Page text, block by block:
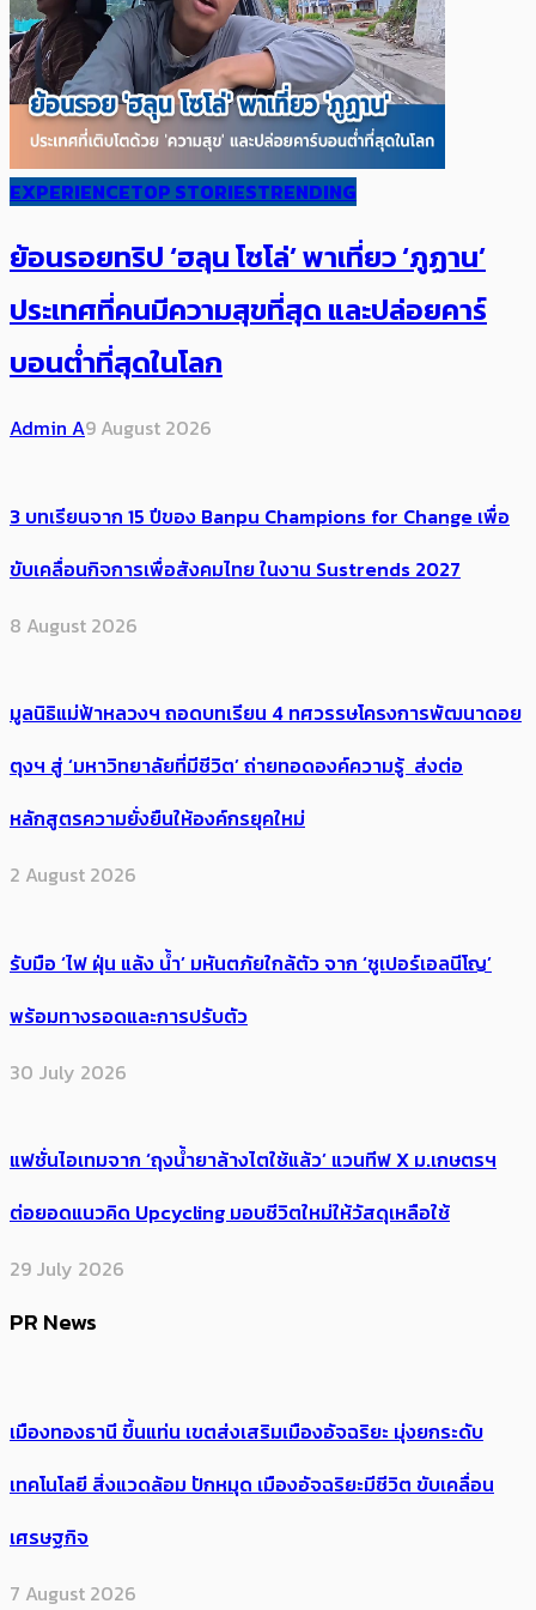
EXPERIENCETOP STORIESTRENDING
ย้อนรอยทริป ‘ฮลุน โซโล่’ ​​พาเที่ยว ‘ภูฏาน’
ประเทศ​ที่คน​มีความสุข​ที่สุด​​ และปล่อยคาร์​
บอนต่ำที่สุดในโลก
Admin A9 August 2026
3 บทเรียนจาก 15 ปีของ Banpu Champions for Change เพื่อ
ขับเคลื่อนกิจการเพื่อสังคมไทย ในงาน Sustrends 2027
8 August 2026
มูลนิธิแม่ฟ้าหลวงฯ ถอดบทเรียน 4 ทศวรรษโครงการพัฒนาดอย
ตุงฯ สู่ ‘มหาวิทยาลัยที่มีชีวิต’ ถ่ายทอดองค์ความรู้ ส่งต่อ
หลักสูตรความยั่งยืนให้องค์กรยุคใหม่
2 August 2026
รับมือ ‘ไฟ ฝุ่น แล้ง น้ำ’ มหันตภัยใกล้ตัว จาก ‘ซูเปอร์เอลนีโญ’
พร้อมทางรอดและการปรับตัว
30 July 2026
แฟชั่นไอเทมจาก ‘ถุงน้ำยาล้างไตใช้แล้ว’ แวนทีฟ X ม.เกษตรฯ
ต่อยอดแนวคิด Upcycling มอบชีวิตใหม่ให้วัสดุเหลือใช้
29 July 2026
PR News
เมืองทองธานี ขึ้นแท่น เขตส่งเสริมเมืองอัจฉริยะ มุ่งยกระดับ
เทคโนโลยี สิ่งแวดล้อม ปักหมุด เมืองอัจฉริยะมีชีวิต ขับเคลื่อน
เศรษฐกิจ
7 August 2026